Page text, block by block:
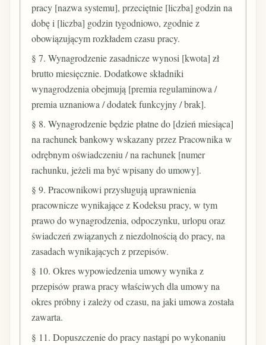
pracy [nazwa systemu], przeciętnie [liczba] godzin na
dobę i [liczba] godzin tygodniowo, zgodnie z
obowiązującym rozkładem czasu pracy.
§ 7. Wynagrodzenie zasadnicze wynosi [kwota] zł
brutto miesięcznie. Dodatkowe składniki
wynagrodzenia obejmują [premia regulaminowa /
premia uznaniowa / dodatek funkcyjny / brak].
§ 8. Wynagrodzenie będzie płatne do [dzień miesiąca]
na rachunek bankowy wskazany przez Pracownika w
odrębnym oświadczeniu / na rachunek [numer
rachunku, jeżeli ma być wpisany do umowy].
§ 9. Pracownikowi przysługują uprawnienia
pracownicze wynikające z Kodeksu pracy, w tym
prawo do wynagrodzenia, odpoczynku, urlopu oraz
świadczeń związanych z niezdolnością do pracy, na
zasadach wynikających z przepisów.
§ 10. Okres wypowiedzenia umowy wynika z
przepisów prawa pracy właściwych dla umowy na
okres próbny i zależy od czasu, na jaki umowa została
zawarta.
§ 11. Dopuszczenie do pracy nastąpi po wykonaniu